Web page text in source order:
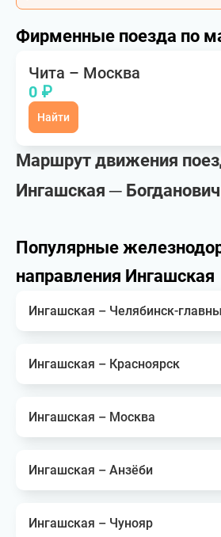
Фирменные поезда по
Чита – Москва
0 ₽
Найти
Маршрут движения
Ингашская ─ Богданович
Популярные
направления Ингашская
Ингашская – Челябинск-
Ингашская – Красноярск
Ингашская – Москва
Ингашская – Анзёби
Ингашская – Чунояр